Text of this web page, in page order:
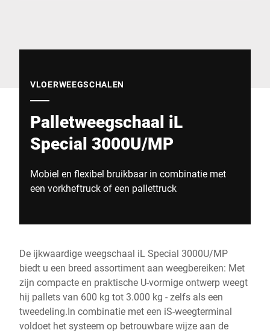
VLOERWEEGSCHALEN
Palletweegschaal iL
Special 3000U/MP
Mobiel en flexibel bruikbaar in combinatie met
een vorkheftruck of een pallettruck
De ijkwaardige weegschaal iL Special 3000U/MP
biedt u een breed assortiment aan weegbereiken: Met
zijn compacte en praktische U-vormige ontwerp weegt
hij pallets van 600 kg tot 3.000 kg - zelfs als een
tweedeling.In combinatie met een iS-weegterminal
voldoet het systeem op betrouwbare wijze aan de